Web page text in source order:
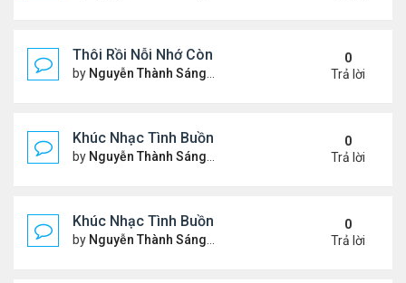
Thôi Rồi Nỗi Nhớ Còn Đây…
by Nguyễn Thành Sáng Thứ 5 Tháng 12 28, 2023 1:09
0
Trả lời
Khúc Nhạc Tình Buồn – 2
by Nguyễn Thành Sáng Thứ 2 Tháng 12 18, 2023 1:51
0
Trả lời
Khúc Nhạc Tình Buồn - 1
by Nguyễn Thành Sáng Chủ nhật Tháng 12 10, 2023
0
Trả lời